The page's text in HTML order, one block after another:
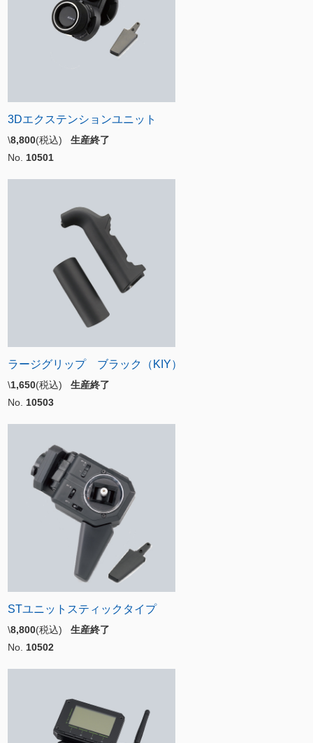
3Dエクステンションユニット
\8,800(税込) 生産終了
No. 10501
ラージグリップ ブラック（KIY）
\1,650(税込) 生産終了
No. 10503
STユニットスティックタイプ
\8,800(税込) 生産終了
No. 10502